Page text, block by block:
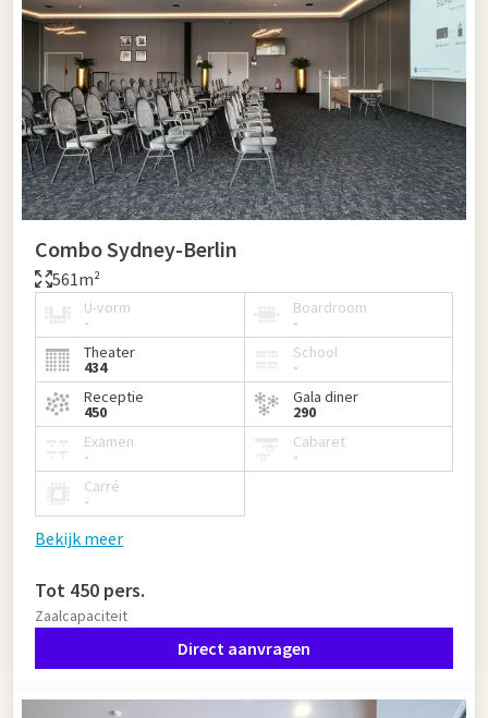
Combo Sydney-Berlin
561m²
U-vorm
-
Boardroom
-
Theater
434
School
-
Receptie
450
Gala diner
290
Examen
-
Cabaret
-
Carré
-
Bekijk meer
Tot 450 pers.
Zaalcapaciteit
Direct aanvragen